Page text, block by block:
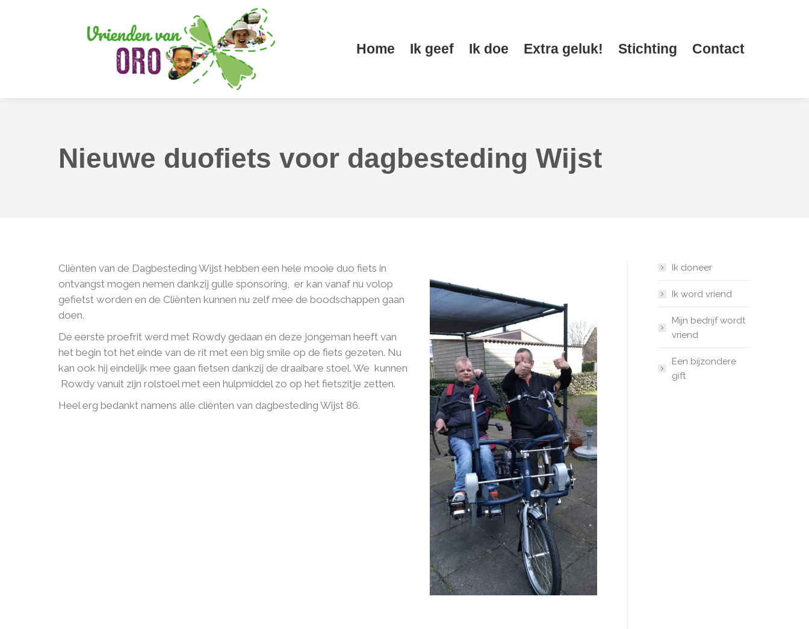
Home Ik geef Ik doe Extra geluk! Stichting Contact
Nieuwe duofiets voor dagbesteding Wijst
Cliënten van de Dagbesteding Wijst hebben een hele mooie duo fiets in
ontvangst mogen nemen dankzij gulle sponsoring, er kan vanaf nu volop
gefietst worden en de Cliënten kunnen nu zelf mee de boodschappen gaan
doen.
De eerste proefrit werd met Rowdy gedaan en deze jongeman heeft van
het begin tot het einde van de rit met een big smile op de fiets gezeten. Nu
kan ook hij eindelijk mee gaan fietsen dankzij de draaibare stoel. We kunnen
Rowdy vanuit zijn rolstoel met een hulpmiddel zo op het fietszitje zetten.
Heel erg bedankt namens alle cliënten van dagbesteding Wijst 86.
Ik doneer
Ik word vriend
Mijn bedrijf wordt
vriend
Een bijzondere
gift